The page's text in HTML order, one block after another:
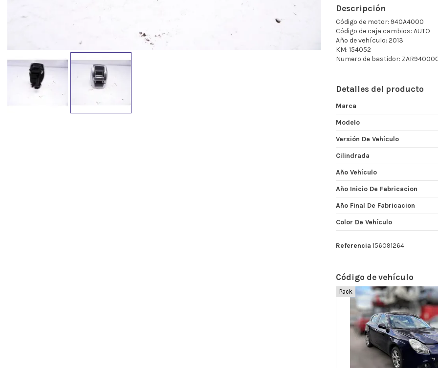
Descripción
Código de motor: 940A4000
Código de caja cambios: AUTO
Año de vehículo: 2013
KM: 154052
Numero de bastidor:
Detalles del producto
Marca
Modelo
Versión De Vehículo
Cilindrada
Año Vehículo
Año Inicio De Fabricacion
Año Final De Fabricacion
Color De Vehículo
Referencia 156091264
Código de vehículo
Pack